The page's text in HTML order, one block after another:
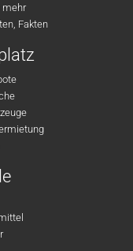
mehr
Fakten